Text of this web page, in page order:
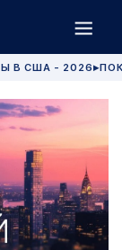
В США - 2026 ▶